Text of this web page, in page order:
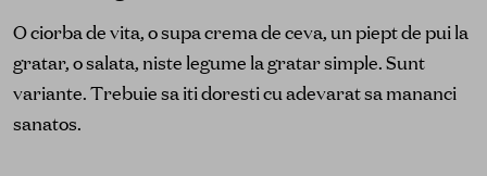
O ciorba de vita, o supa crema de ceva, un piept de pui la
gratar, o salata, niste legume la gratar simple. Sunt
variante. Trebuie sa iti doresti cu adevarat sa mananci
sanatos.